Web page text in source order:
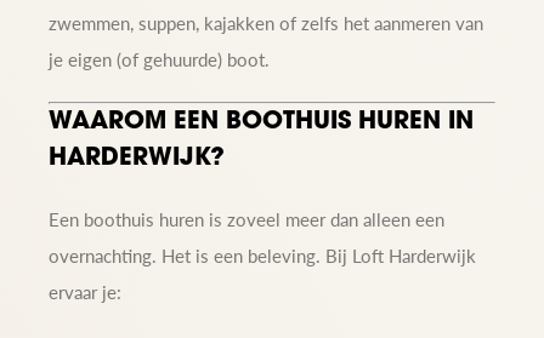
zwemmen, suppen, kajakken of zelfs het aanmeren van
je eigen (of gehuurde) boot.
WAAROM EEN BOOTHUIS HUREN IN
HARDERWIJK?
Een boothuis huren is zoveel meer dan alleen een
overnachting. Het is een beleving. Bij Loft Harderwijk
ervaar je: